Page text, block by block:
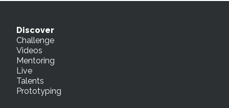
Discover
Challenge
Videos
Mentoring
Live
Talents
Prototyping